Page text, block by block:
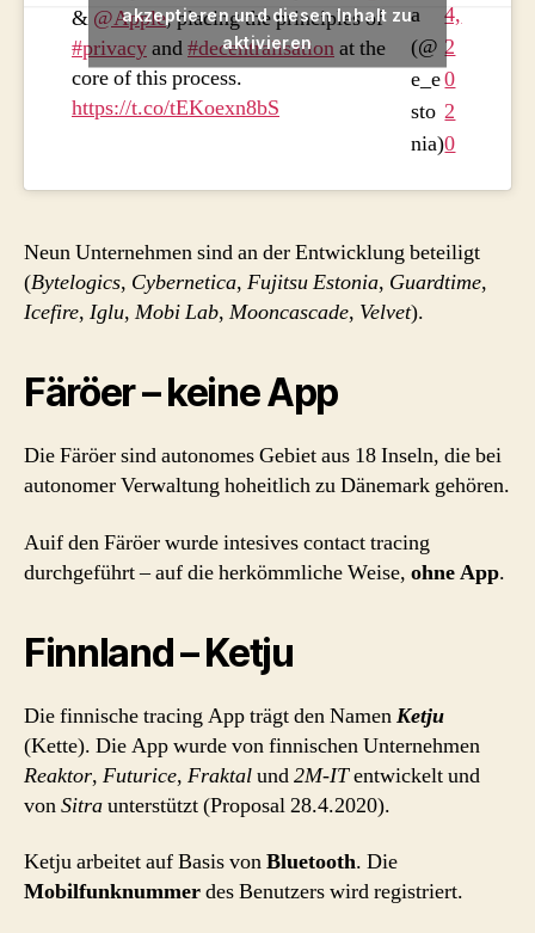
& @Apple, placing the principles of
#privacyand#decentralisationat the
core of this process.
https://t.co/tEKoexn8bS
a
(@
e_e
sto
nia)
4,
2
0
2
0
akzeptieren und diesen Inhalt zu
aktivieren
Neun Unternehmen sind an der Entwicklung beteiligt
(Bytelogics, Cybernetica, Fujitsu Estonia, Guardtime,
Icefire, Iglu, Mobi Lab, Mooncascade, Velvet).
Färöer – keine App
Die Färöer sind autonomes Gebiet aus 18 Inseln, die bei
autonomer Verwaltung hoheitlich zu Dänemark gehören.
Auif den Färöer wurde intesives contact tracing
durchgeführt – auf die herkömmliche Weise, ohne App.
Finnland – Ketju
Die finnische tracing App trägt den NamenKetju
(Kette). Die App wurde von finnischen Unternehmen
Reaktor, Futurice, Fraktalund2M-ITentwickelt und
vonSitraunterstützt (Proposal 28.4.2020).
Ketju arbeitet auf Basis vonBluetooth. Die
Mobilfunknummerdes Benutzers wird registriert.